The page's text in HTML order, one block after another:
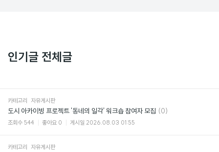
인기글 전체글
카테고리 자유게시판
도시 아카이빙 프로젝트 '동네의 일각' 워크숍 참여자 모집 댓
(0)
조회수 544 좋아요 0 게시일 2026.08.03 01:55
카테고리 자유게시판